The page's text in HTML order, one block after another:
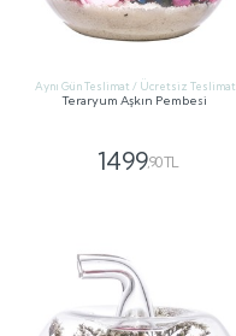
Aynı Gün Teslimat / Ücretsiz Teslimat
Teraryum Aşkın Pembesi
1499,90 TL